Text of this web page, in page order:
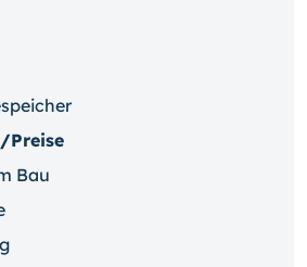
Preise
Bau